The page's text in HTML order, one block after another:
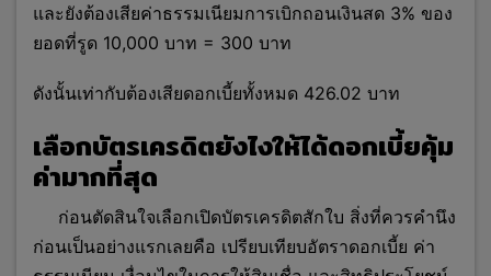
และยังต้องเสียค่าธรรมเนียมการเบิกถอนเงินสด 3% ของ
ยอดที่รูด 10,000 บาท = 300 บาท
ดังนั้นเท่ากับต้องเสียดอกเบี้ยทั้งหมด 426.02 บาท
เลือกบัตรเครดิตยังไงให้ได้ดอกเบี้ยคุ้ม
ค่ามากที่สุด
ก่อนตัดสินใจเลือกเปิดบัตรเครดิตสักใบ สิ่งที่ควรคำนึง
ก่อนเป็นอย่างแรกเลยคือ เปรียบเทียบอัตราดอกเบี้ย ค่า